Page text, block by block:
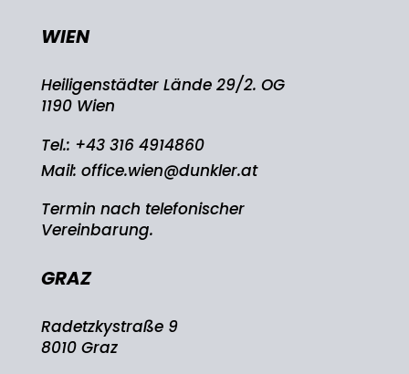
WIEN
Heiligenstädter Lände 29/2. OG
1190 Wien
Tel.: +43 316 4914860
Mail: office.wien@dunkler.at
Termin nach telefonischer
Vereinbarung.
GRAZ
Radetzkystraße 9
8010 Graz